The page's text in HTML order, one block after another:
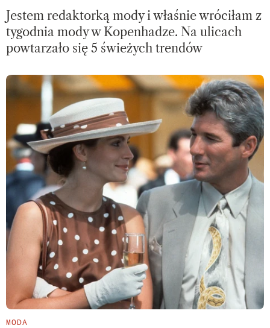
Jestem redaktorką mody i właśnie wróciłam z
tygodnia mody w Kopenhadze. Na ulicach
powtarzało się 5 świeżych trendów
MODA